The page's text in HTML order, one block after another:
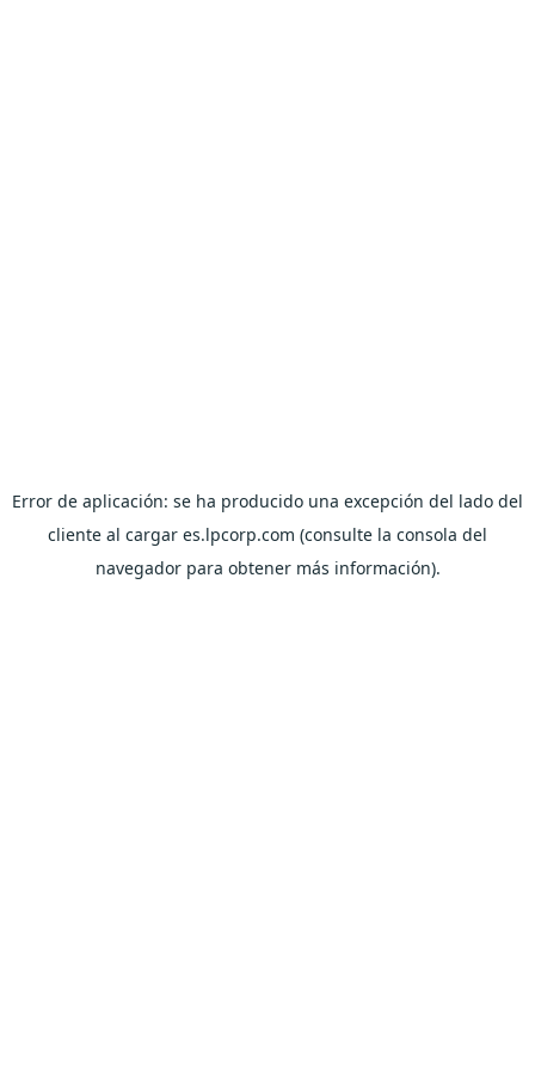
Error de aplicación: se ha producido una excepción del lado del
cliente al cargar es.lpcorp.com (consulte la consola del
navegador para obtener más información).